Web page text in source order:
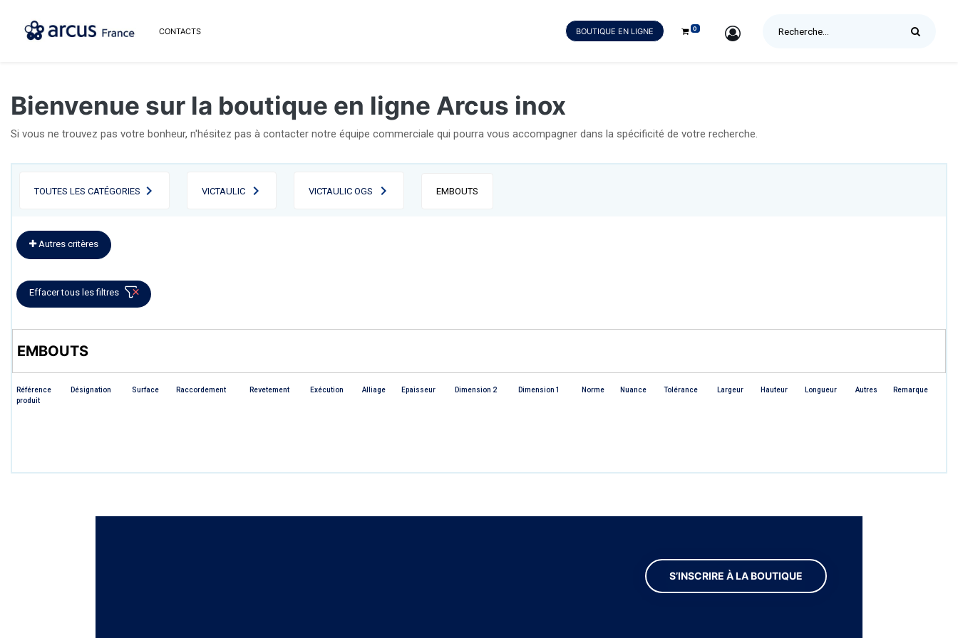
CONTACTS BOUTIQUE EN LIGNE 0 SIGN IN
Bienvenue sur la boutique en ligne Arcus inox
Si vous ne trouvez pas votre bonheur, n'hésitez pas à contacter notre équipe commerciale qui pourra vous accompagner dans la spécificité de votre recherche.
TOUTES LES CATÉGORIES VICTAULIC VICTAULIC OGS EMBOUTS
Autres critères
Effacer tous les filtres
EMBOUTS
Référence
produit
Désignation Surface Raccordement Revetement Exécution Alliage Epaisseur Dimension 2 Dimension 1 Norme Nuance Tolérance Largeur Hauteur Longueur Autres Remarque
S’INSCRIRE À LA BOUTIQUE